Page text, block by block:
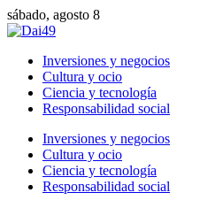
sábado, agosto 8
Inversiones y negocios
Cultura y ocio
Ciencia y tecnología
Responsabilidad social
Inversiones y negocios
Cultura y ocio
Ciencia y tecnología
Responsabilidad social